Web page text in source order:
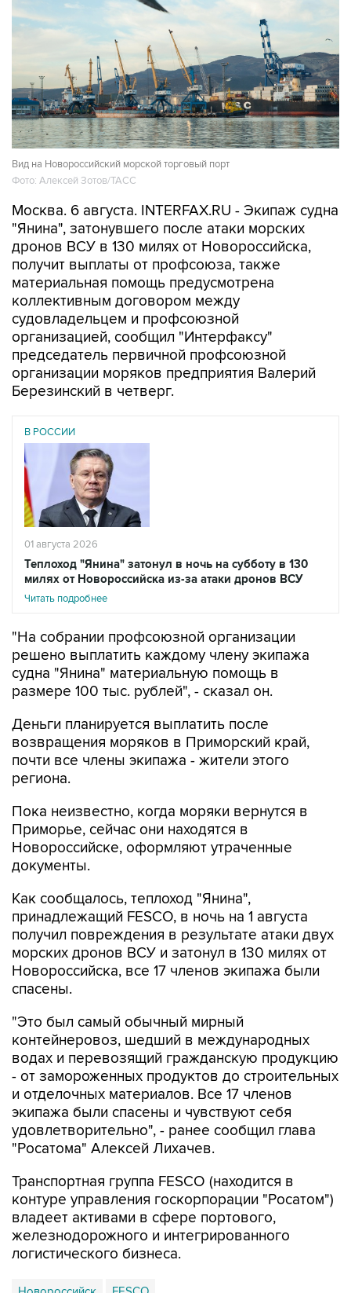
Вид на Новороссийский морской торговый порт
Фото: Алексей Зотов/ТАСС
Москва. 6 августа. INTERFAX.RU - Экипаж судна
"Янина", затонувшего после атаки морских
дронов ВСУ в 130 милях от Новороссийска,
получит выплаты от профсоюза, также
материальная помощь предусмотрена
коллективным договором между
судовладельцем и профсоюзной
организацией, сообщил "Интерфаксу"
председатель первичной профсоюзной
организации моряков предприятия Валерий
Березинский в четверг.
В РОССИИ
01 августа 2026
Теплоход "Янина" затонул в ночь на субботу в 130
милях от Новороссийска из-за атаки дронов ВСУ
Читать подробнее
"На собрании профсоюзной организации
решено выплатить каждому члену экипажа
судна "Янина" материальную помощь в
размере 100 тыс. рублей", - сказал он.
Деньги планируется выплатить после
возвращения моряков в Приморский край,
почти все члены экипажа - жители этого
региона.
Пока неизвестно, когда моряки вернутся в
Приморье, сейчас они находятся в
Новороссийске, оформляют утраченные
документы.
Как сообщалось, теплоход "Янина",
принадлежащий FESCO, в ночь на 1 августа
получил повреждения в результате атаки двух
морских дронов ВСУ и затонул в 130 милях от
Новороссийска, все 17 членов экипажа были
спасены.
"Это был самый обычный мирный
контейнеровоз, шедший в международных
водах и перевозящий гражданскую продукцию
- от замороженных продуктов до строительных
и отделочных материалов. Все 17 членов
экипажа были спасены и чувствуют себя
удовлетворительно", - ранее сообщил глава
"Росатома" Алексей Лихачев.
Транспортная группа FESCO (находится в
контуре управления госкорпорации "Росатом")
владеет активами в сфере портового,
железнодорожного и интегрированного
логистического бизнеса.